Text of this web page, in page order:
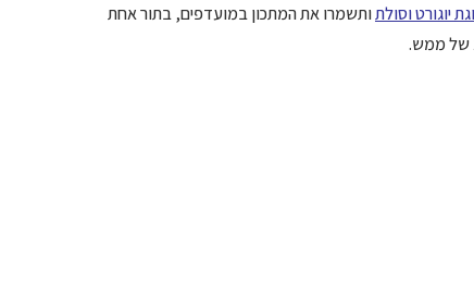
יוגורט וסולתותשמרו את המתכון במועדפים, בתור אחת
של ממש.